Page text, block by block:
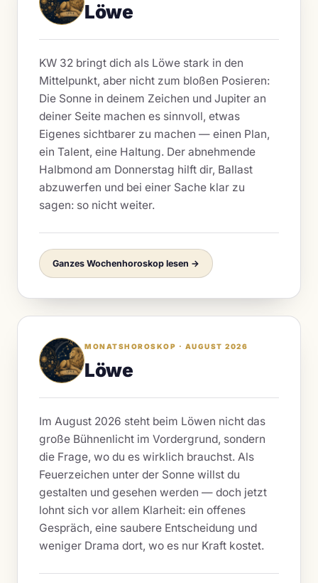
Löwe
KW 32 bringt dich als Löwe stark in den
Mittelpunkt, aber nicht zum bloßen Posieren:
Die Sonne in deinem Zeichen und Jupiter an
deiner Seite machen es sinnvoll, etwas
Eigenes sichtbarer zu machen — einen Plan,
ein Talent, eine Haltung. Der abnehmende
Halbmond am Donnerstag hilft dir, Ballast
abzuwerfen und bei einer Sache klar zu
sagen: so nicht weiter.
Ganzes Wochenhoroskop lesen →
MONATSHOROSKOP · AUGUST 2026
Löwe
Im August 2026 steht beim Löwen nicht das
große Bühnenlicht im Vordergrund, sondern
die Frage, wo du es wirklich brauchst. Als
Feuerzeichen unter der Sonne willst du
gestalten und gesehen werden — doch jetzt
lohnt sich vor allem Klarheit: ein offenes
Gespräch, eine saubere Entscheidung und
weniger Drama dort, wo es nur Kraft kostet.